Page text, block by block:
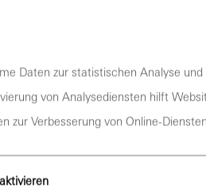
Daten zur statistischen Analyse und
von Analysediensten hilft
zur Verbesserung von Online-